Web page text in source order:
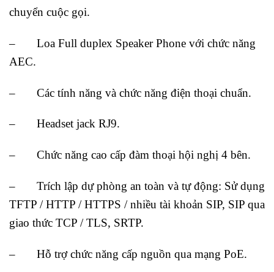
chuyển cuộc gọi.
– Loa Full duplex Speaker Phone với chức năng
AEC.
– Các tính năng và chức năng điện thoại chuẩn.
– Headset jack RJ9.
– Chức năng cao cấp đàm thoại hội nghị 4 bên.
– Trích lập dự phòng an toàn và tự động: Sử dụng
TFTP / HTTP / HTTPS / nhiều tài khoản SIP, SIP qua
giao thức TCP / TLS, SRTP.
– Hỗ trợ chức năng cấp nguồn qua mạng PoE.